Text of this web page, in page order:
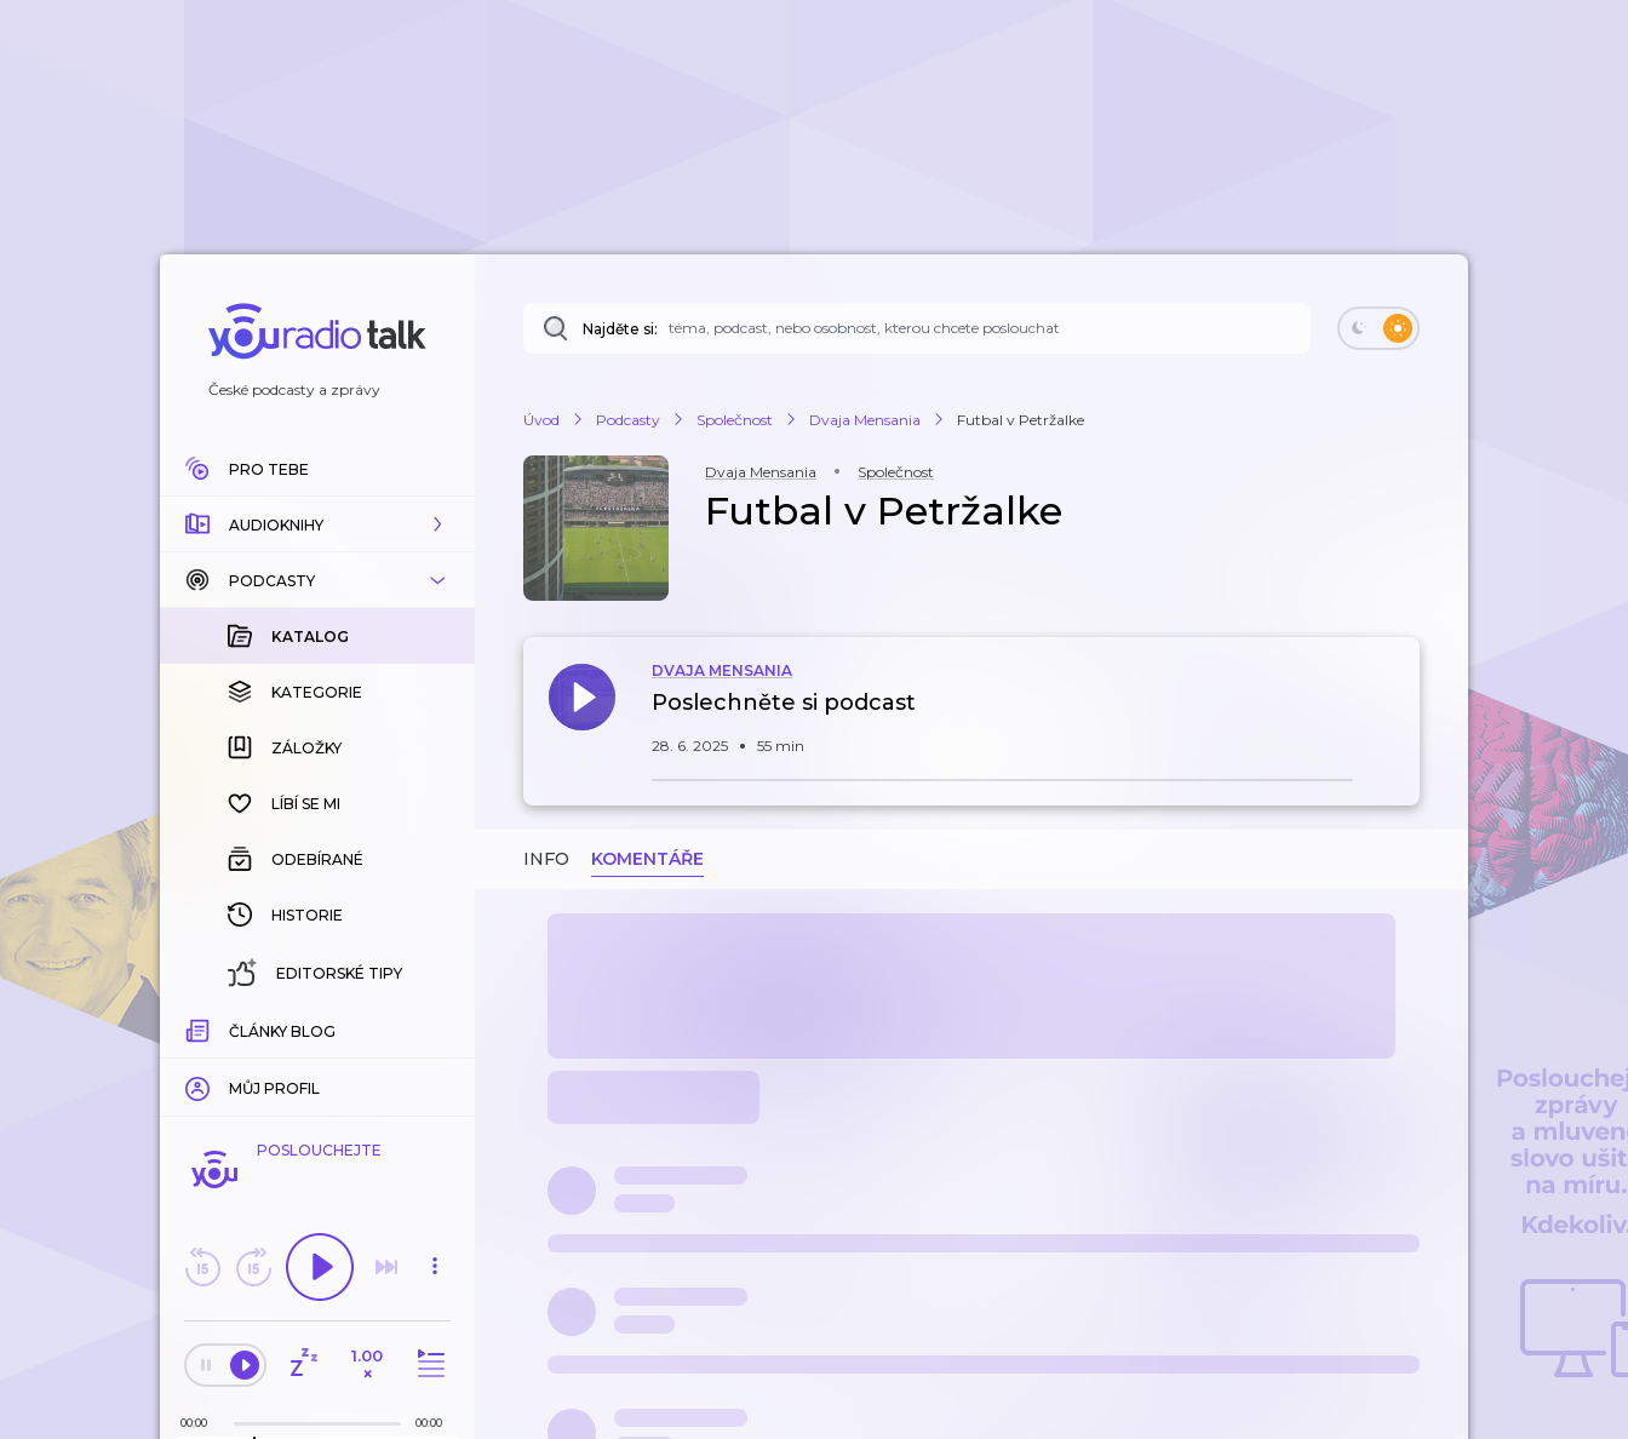
České podcasty a zprávy
PRO TEBE
AUDIOKNIHY
KATALOG
KOUPENÉ
KATEGORIE
ZÁLOŽKY
HISTORIE
PODCASTY
KATALOG
KATEGORIE
ZÁLOŽKY
LÍBÍ SE MI
ODEBÍRANÉ
HISTORIE
EDITORSKÉ TIPY
ČLÁNKY BLOG
MŮJ PROFIL
POSLOUCHEJTE
1.00
×
00:00 00:00
Najděte si:
Úvod Podcasty Společnost Dvaja Mensania Futbal v Petržalke
Dvaja Mensania Společnost
Futbal v Petržalke
DVAJA MENSANIA
Poslechněte si podcast
28. 6. 2025 55 min
INFO KOMENTÁŘE